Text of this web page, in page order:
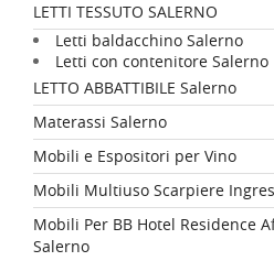
LETTI TESSUTO SALERNO
Letti baldacchino Salerno
Letti con contenitore Salerno
LETTO ABBATTIBILE Salerno
Materassi Salerno
Mobili e Espositori per Vino
Mobili Multiuso Scarpiere
Mobili Per BB Hotel Residence
Salerno